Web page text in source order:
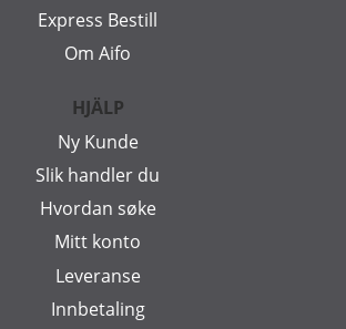
Express Bestill
Om Aifo
HJÄLP
Ny Kunde
Slik handler du
Hvordan søke
Mitt konto
Leveranse
Innbetaling